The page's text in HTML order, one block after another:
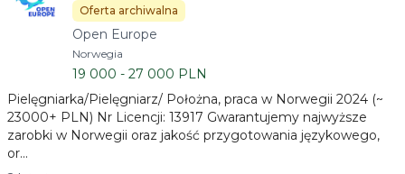
Norwegii 23.000 PLN/m
Oferta archiwalna
Open Europe
Norwegia
19 000 - 27 000 PLN
Pielęgniarka/Pielęgniarz/ Położna, praca w Norwegii 2024 (~
23000+ PLN) Nr Licencji: 13917 Gwarantujemy najwyższe
zarobki w Norwegii oraz jakość przygotowania językowego,
or...